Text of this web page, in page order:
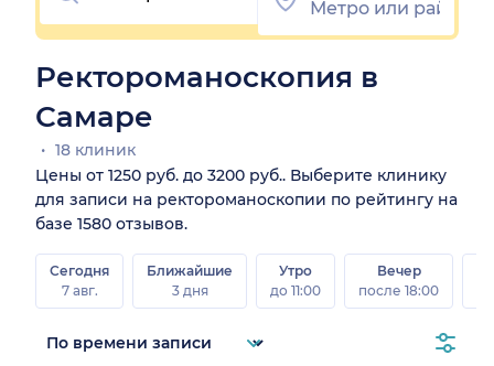
Ректороманоскопия в
Самаре
18 клиник
Цены от 1250 руб. до 3200 руб.. Выберите клинику
для записи на ректороманоскопии по рейтингу на
базе 1580 отзывов.
Сегодня
7 авг.
Ближайшие
3 дня
Утро
до 11:00
Вечер
после 18:00